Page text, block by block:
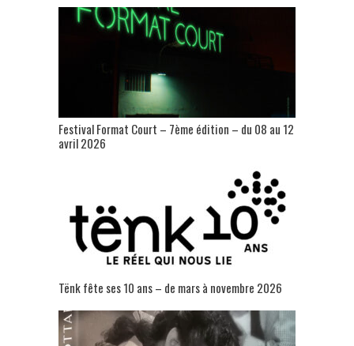
Festival Format Court – 7ème édition – du 08 au 12
avril 2026
Tënk fête ses 10 ans – de mars à novembre 2026